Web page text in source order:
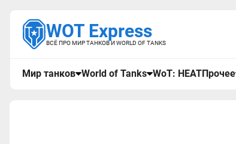
WOT Express
ВСЁ ПРО МИР ТАНКОВ И WORLD OF TANKS
Мир танков World of Tanks WoT: HEATПрочее